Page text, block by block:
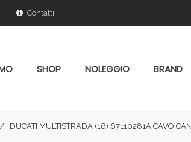
Contatti
SHOP NOLEGGIO BRAND
DUCATI MULTISTRADA (16) 67110281A CAVO